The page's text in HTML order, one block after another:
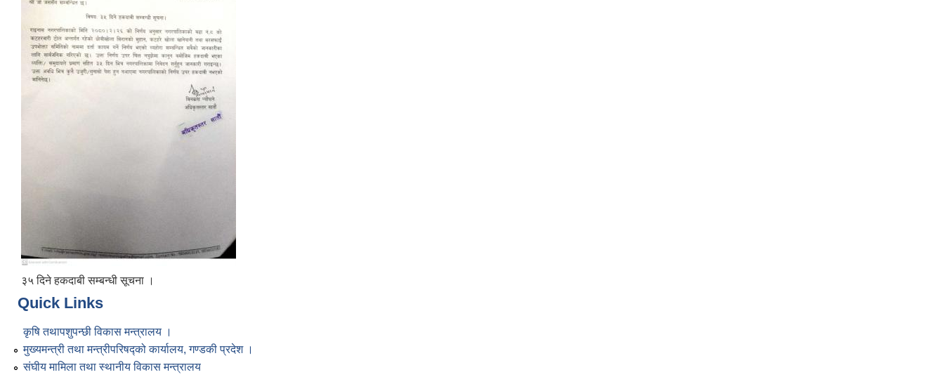
३५ दिने हकदाबी सम्बन्धी सूचना ।
Quick Links
कृषि तथापशुपन्छी विकास मन्त्रालय ।
मुख्यमन्त्री तथा मन्त्रीपरिषद्को कार्यालय, गण्डकी प्रदेश ।
संघीय मामिला तथा स्थानीय विकास मन्त्रालय